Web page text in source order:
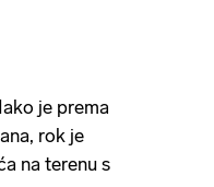
je prema
rok je
na terenu s